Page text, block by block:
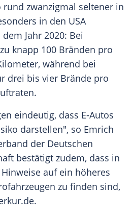
rund zwanzigmal seltener in
in den USA
Jahr 2020: Bei
knapp 100 Bränden pro
während bei
drei bis vier Brände pro
eindeutig, dass E-Autos
darstellen", so Emrich
der Deutschen
bestätigt zudem, dass in
auf ein höheres
zu finden sind,